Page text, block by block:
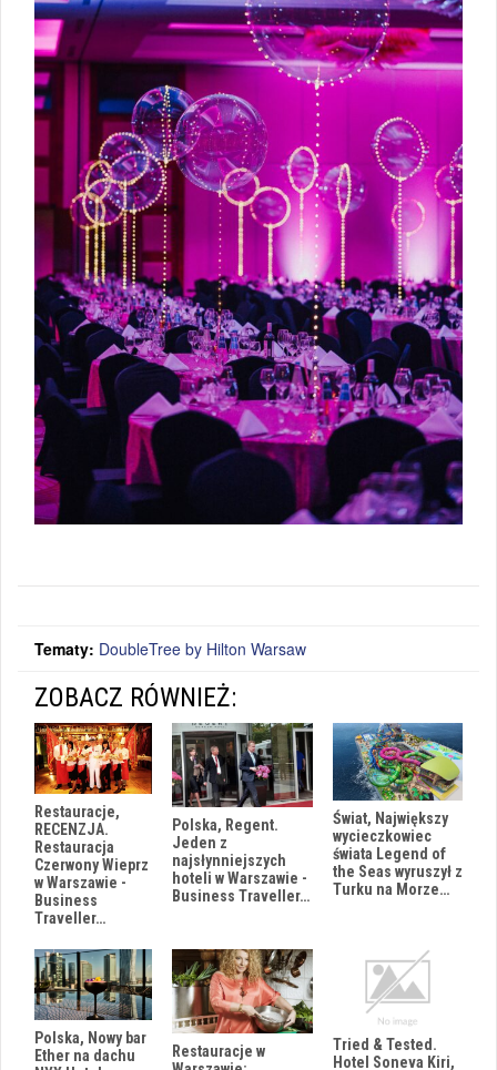
Tematy: DoubleTree by Hilton Warsaw
ZOBACZ RÓWNIEŻ:
Restauracje,
RECENZJA.
Restauracja
Czerwony Wieprz
w Warszawie -
Business
Traveller…
Polska, Regent.
Jeden z
najsłynniejszych
hoteli w Warszawie -
Business Traveller…
Świat, Największy
wycieczkowiec
świata Legend of
the Seas wyruszył z
Turku na Morze…
Polska, Nowy bar
Ether na dachu
Restauracje w
Tried & Tested.
Hotel Soneva Kiri,